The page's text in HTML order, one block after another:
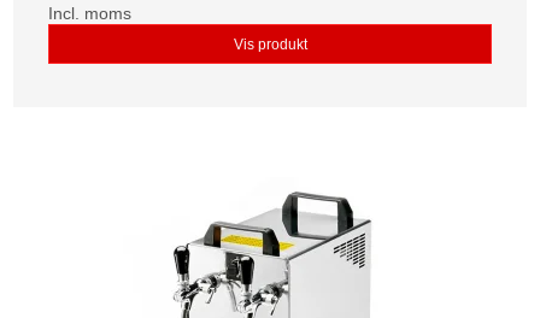
Incl. moms
Vis produkt